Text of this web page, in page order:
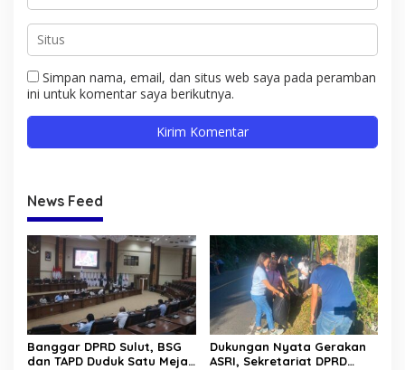
Simpan nama, email, dan situs web saya pada peramban
ini untuk komentar saya berikutnya.
News Feed
Banggar DPRD Sulut, BSG
dan TAPD Duduk Satu Meja.
Dukungan Nyata Gerakan
ASRI, Sekretariat DPRD